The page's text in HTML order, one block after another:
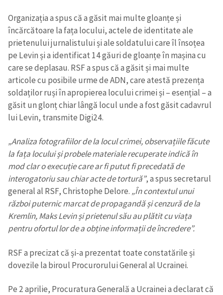
Organizația a spus că a găsit mai multe gloanțe și
încărcătoare la fața locului, actele de identitate ale
prietenului jurnalistului și ale soldatului care îl însoțea
pe Levin și a identificat 14 găuri de gloanțe în mașina cu
care se deplasau. RSF a spus că a găsit și mai multe
articole cu posibile urme de ADN, care atestă prezența
soldaților ruși în apropierea locului crimei și – esențial – a
găsit un glonț chiar lângă locul unde a fost găsit cadavrul
lui Levin, transmite Digi24.
„Analiza fotografiilor de la locul crimei, observațiile făcute
la fața locului și probele materiale recuperate indică în
mod clar o execuție care ar fi putut fi precedată de
interogatoriu sau chiar acte de tortură”, a spus secretarul
general al RSF, Christophe Delore. „În contextul unui
război puternic marcat de propagandă și cenzură de la
Kremlin, Maks Levin și prietenul său au plătit cu viața
pentru ofortul lor de a obține informații de încredere”.
RSF a precizat că și-a prezentat toate constatările și
dovezile la biroul Procurorului General al Ucrainei.
Pe 2 aprilie, Procuratura Generală a Ucrainei a declarat că